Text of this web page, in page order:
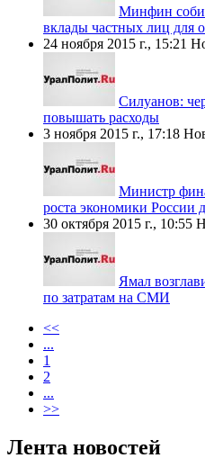
Минфин
вклады частных лиц для
24 ноября 2015 г., 15:21
Силуанов:
повышать расходы
3 ноября 2015 г., 17:18
Министр
роста экономики России
30 октября 2015 г., 10:55
Ямал
по затратам на СМИ
<<
...
1
2
...
>>
Лента новостей